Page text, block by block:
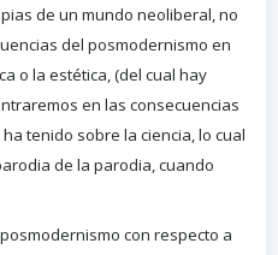
de un mundo neoliberal, no
del posmodernismo en
o la estética, (del cual hay
en las consecuencias
tenido sobre la ciencia, lo cual
de la parodia, cuando
con respecto a